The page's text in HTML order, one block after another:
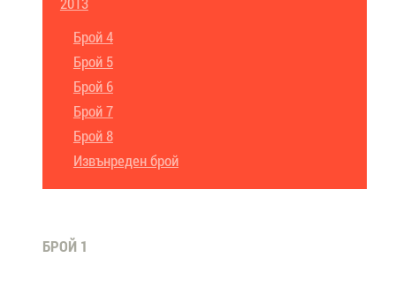
Брой 4
Брой 5
Брой 6
Брой 7
Брой 8
Извънреден брой
БРОЙ 1